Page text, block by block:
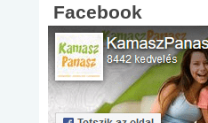
Facebook